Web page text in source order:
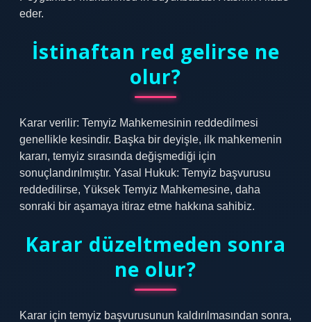
eder.
İstinaftan red gelirse ne
olur?
Karar verilir: Temyiz Mahkemesinin reddedilmesi
genellikle kesindir. Başka bir deyişle, ilk mahkemenin
kararı, temyiz sırasında değişmediği için
sonuçlandırılmıştır. Yasal Hukuk: Temyiz başvurusu
reddedilirse, Yüksek Temyiz Mahkemesine, daha
sonraki bir aşamaya itiraz etme hakkına sahibiz.
Karar düzeltmeden sonra
ne olur?
Karar için temyiz başvurusunun kaldırılmasından sonra,